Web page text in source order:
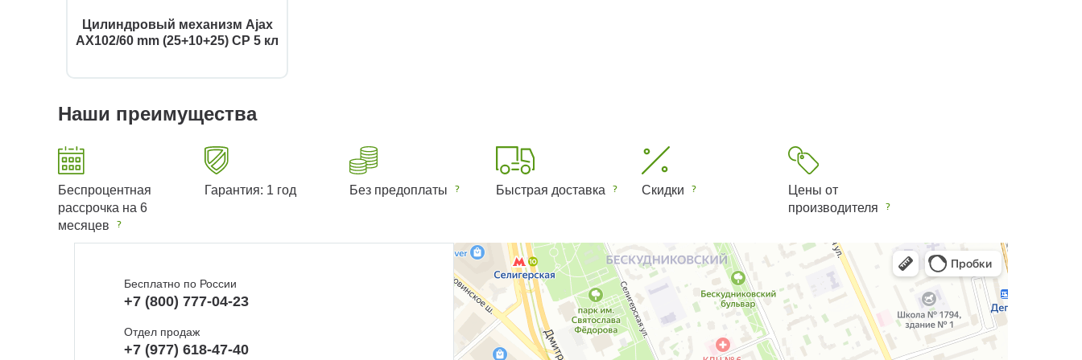
Цилиндровый механизм Ajax
AX102/60 mm (25+10+25) CP 5 кл
Наши преимущества
Беспроцентная
рассрочка на 6
месяцев
Гарантия: 1 год Без предоплаты Быстрая доставка Скидки
Цены от
производителя
Бесплатно по России
+7 (800) 777-04-23
Отдел продаж
+7 (977) 618-47-40